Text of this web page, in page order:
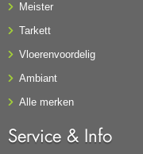
Meister
Tarkett
Vloerenvoordelig
Ambiant
Alle merken
Service & Info